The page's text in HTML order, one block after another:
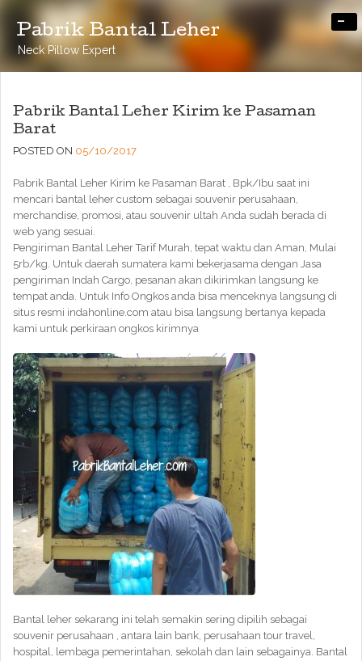
Pabrik Bantal Leher
Neck Pillow Expert
-
Pabrik Bantal Leher Kirim ke Pasaman
Barat
POSTED ON 05/10/2017
Pabrik Bantal Leher Kirim ke Pasaman Barat , Bpk/Ibu saat ini
mencari bantal leher custom sebagai souvenir perusahaan,
merchandise, promosi, atau souvenir ultah Anda sudah berada di
web yang sesuai.
Pengiriman Bantal Leher Tarif Murah, tepat waktu dan Aman, Mulai
5rb/kg. Untuk daerah sumatera kami bekerjasama dengan Jasa
pengiriman Indah Cargo, pesanan akan dikirimkan langsung ke
tempat anda. Untuk Info Ongkos anda bisa menceknya langsung di
situs resmi indahonline.com atau bisa langsung bertanya kepada
kami untuk perkiraan ongkos kirimnya
Bantal leher sekarang ini telah semakin sering dipilih sebagai
souvenir perusahaan , antara lain bank, perusahaan tour travel,
hospital, lembaga pemerintahan, sekolah dan lain sebagainya. Bantal